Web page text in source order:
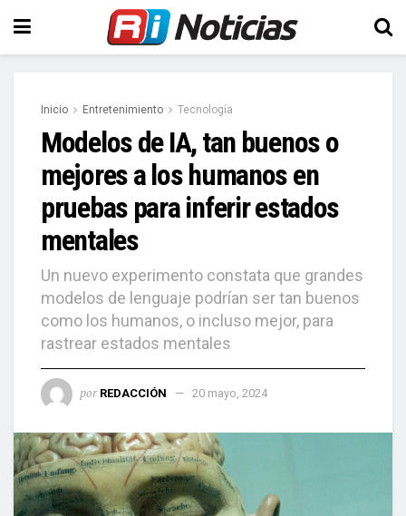
Inicio Entretenimiento Tecnología
Modelos de IA, tan buenos o
mejores a los humanos en
pruebas para inferir estados
mentales
Un nuevo experimento constata que grandes
modelos de lenguaje podrían ser tan buenos
como los humanos, o incluso mejor, para
rastrear estados mentales
por REDACCIÓN 20 mayo, 2024